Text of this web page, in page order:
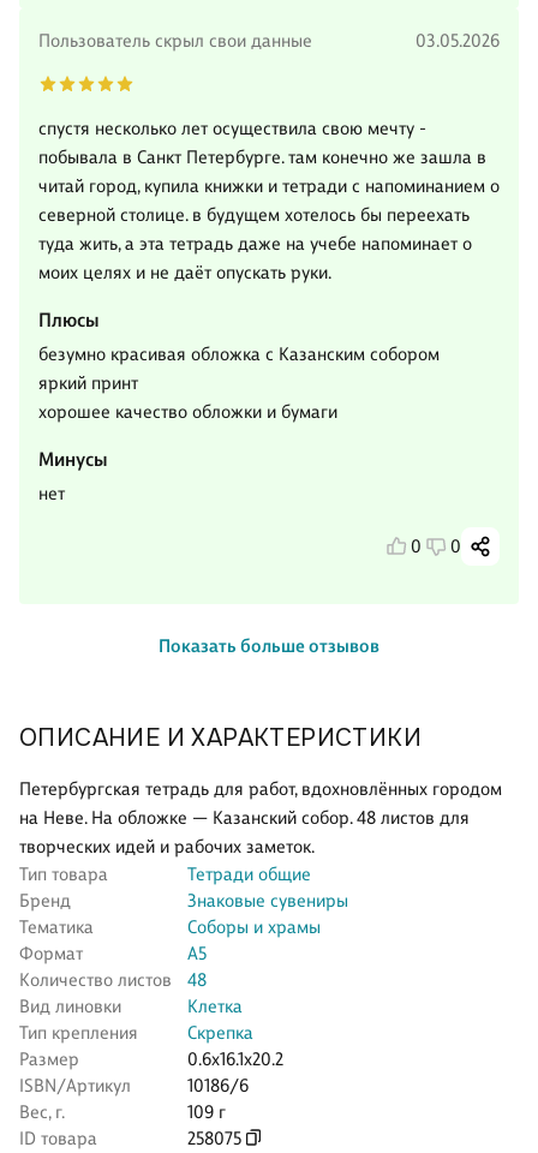
ОПИСАНИЕ И ХАРАКТЕРИСТИКИ
Петербургская тетрадь для работ, вдохновлённых городом
на Неве. На обложке — Казанский собор. 48 листов для
творческих идей и рабочих заметок.
Тип товара
Тетради общие
Бренд
Знаковые сувениры
Тематика
Соборы и храмы
Формат
А5
Количество листов
48
Вид линовки
Клетка
Тип крепления
Скрепка
Размер
0.6x16.1x20.2
ISBN/Артикул
10186/6
Вес, г.
109 г
ID товара
258075
Пользователь скрыл свои данные 03.05.2026
спустя несколько лет осуществила свою мечту -
побывала в Санкт Петербурге. там конечно же зашла в
читай город, купила книжки и тетради с напоминанием о
северной столице. в будущем хотелось бы переехать
туда жить, а эта тетрадь даже на учебе напоминает о
моих целях и не даёт опускать руки.
Плюсы
безумно красивая обложка с Казанским собором
яркий принт
хорошее качество обложки и бумаги
Минусы
нет
0 0
Показать больше отзывов